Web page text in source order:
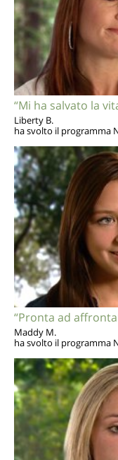
“Mi ha salvato la
Liberty B.
ha svolto il programma
“Pronta ad
Maddy M.
ha svolto il programma